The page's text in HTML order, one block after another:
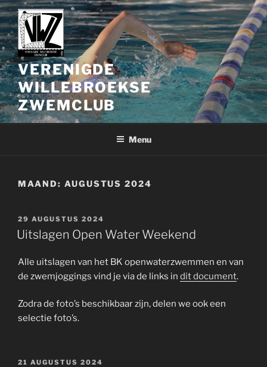
Spring
naar
de
inhoud
VERENIGDE
WILLEBROEKSE
ZWEMCLUB
Menu
MAAND: AUGUSTUS 2024
GEPLAATST
OP
29 AUGUSTUS 2024
Uitslagen Open Water Weekend
Alle uitslagen van het BK openwaterzwemmen en van
de zwemjoggings vind je via de links in dit document.
Zodra de foto’s beschikbaar zijn, delen we ook een
selectie foto’s.
GEPLAATST
21 AUGUSTUS 2024